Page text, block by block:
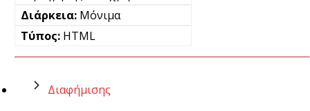
Μόνιμα
HTML
Διαφήμισης